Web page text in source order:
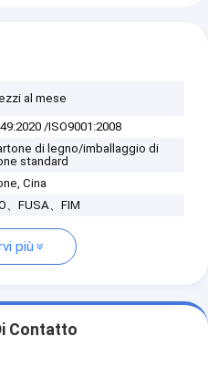
al mese
/ISO9001:2008
di legno/imballaggio di
standard
Cina
、FUSA、FIM
più
Contatto